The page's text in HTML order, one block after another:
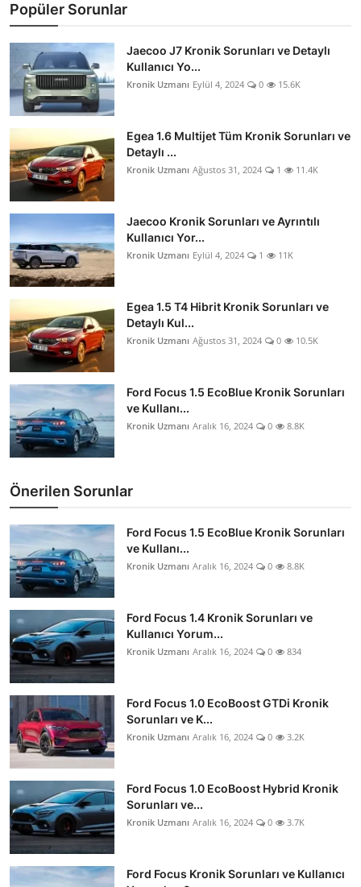
Popüler Sorunlar
Jaecoo J7 Kronik Sorunları ve Detaylı
Kullanıcı Yo...
Kronik Uzmanı Eylül 4, 2024 0 15.6K
Egea 1.6 Multijet Tüm Kronik Sorunları ve
Detaylı ...
Kronik Uzmanı Ağustos 31, 2024 1 11.4K
Jaecoo Kronik Sorunları ve Ayrıntılı
Kullanıcı Yor...
Kronik Uzmanı Eylül 4, 2024 1 11K
Egea 1.5 T4 Hibrit Kronik Sorunları ve
Detaylı Kul...
Kronik Uzmanı Ağustos 31, 2024 0 10.5K
Ford Focus 1.5 EcoBlue Kronik Sorunları
ve Kullanı...
Kronik Uzmanı Aralık 16, 2024 0 8.8K
Önerilen Sorunlar
Ford Focus 1.5 EcoBlue Kronik Sorunları
ve Kullanı...
Kronik Uzmanı Aralık 16, 2024 0 8.8K
Ford Focus 1.4 Kronik Sorunları ve
Kullanıcı Yorum...
Kronik Uzmanı Aralık 16, 2024 0 834
Ford Focus 1.0 EcoBoost GTDi Kronik
Sorunları ve K...
Kronik Uzmanı Aralık 16, 2024 0 3.2K
Ford Focus 1.0 EcoBoost Hybrid Kronik
Sorunları ve...
Kronik Uzmanı Aralık 16, 2024 0 3.7K
Ford Focus Kronik Sorunları ve Kullanıcı